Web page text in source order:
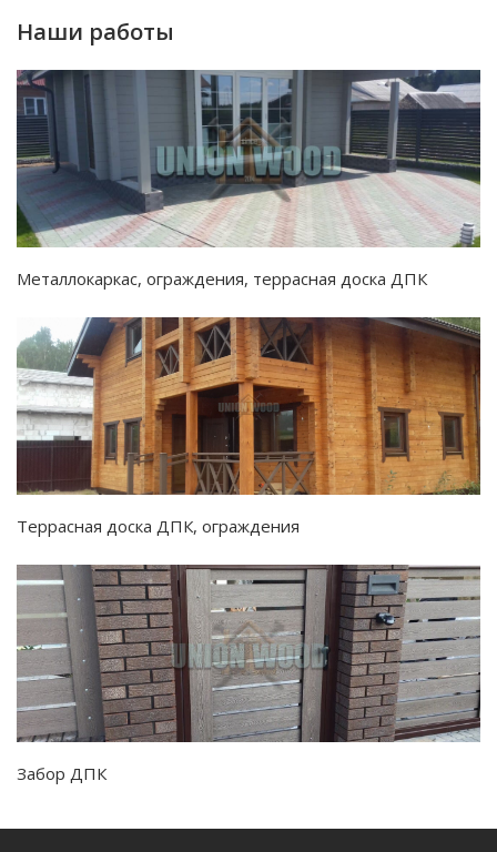
Наши работы
Металлокаркас, ограждения, террасная доска ДПК
Террасная доска ДПК, ограждения
Забор ДПК